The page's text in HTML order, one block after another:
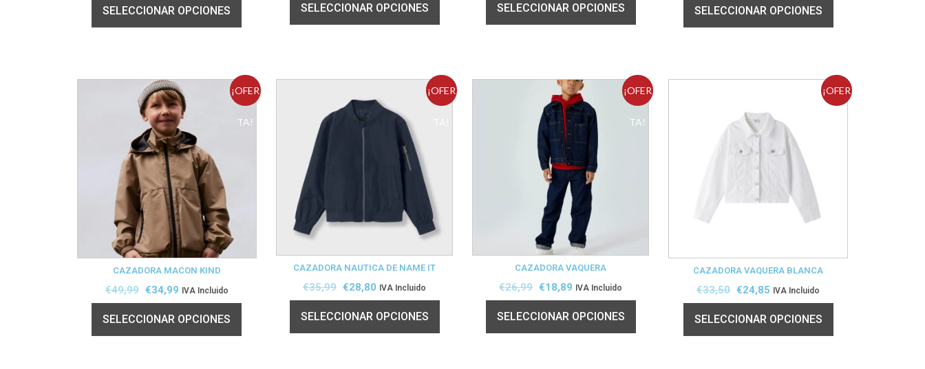
SELECCIONAR OPCIONES SELECCIONAR OPCIONES SELECCIONAR OPCIONES SELECCIONAR OPCIONES
¡OFER
TA!
CAZADORA MACON KIND
€49,99 €34,99 IVA Incluido
SELECCIONAR OPCIONES
¡OFER
CAZADORA NAUTICA DE NAME IT
€35,99 €28,80 IVA Incluido
SELECCIONAR OPCIONES
¡OFER
TA!
CAZADORA VAQUERA
€26,99 €18,89 IVA Incluido
SELECCIONAR OPCIONES
¡OFER
CAZADORA VAQUERA BLANCA
€33,50 €24,85 IVA Incluido
SELECCIONAR OPCIONES